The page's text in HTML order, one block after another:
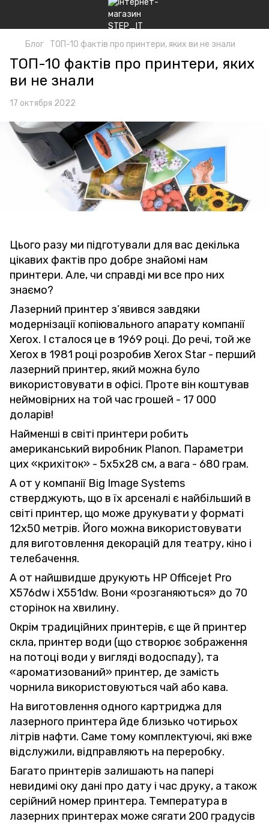
Блог ТОП-10 фактів про принтери, яких ви не знали
ТОП-10 фактів про принтери, яких
ви не знали
17 октября 2022
Цього разу ми підготували для вас декілька
цікавих фактів про добре знайомі нам
принтери. Але, чи справді ми все про них
знаємо?
Лазерний принтер з’явився завдяки
модернізації копіювального апарату компанії
Xerox. І сталося це в 1969 році. До речі, той же
Xerox в 1981 році розробив Xerox Star - перший
лазерний принтер, який можна було
використовувати в офісі. Проте він коштував
неймовірних на той час грошей - 17 000
доларів!
Найменші в світі принтери робить
американський виробник Planon. Параметри
цих «крихіток» - 5х5х28 см, а вага - 680 грам.
А от у компанії Big Image Systems
стверджують, що в їх арсеналі є найбільший в
світі принтер, що може друкувати у форматі
12х50 метрів. Його можна використовувати
для виготовлення декорацій для театру, кіно і
телебачення.
А от найшвидше друкують HP Officejet Pro
X576dw і X551dw. Вони «розганяються» до 70
сторінок на хвилину.
Окрім традиційних принтерів, є ще й принтер
скла, принтер води (що створює зображення
на потоці води у вигляді водоспаду), та
«ароматизований» принтер, де замість
чорнила використовуються чай або кава.
На виготовлення одного картриджа для
лазерного принтера йде близько чотирьох
літрів нафти. Саме тому комплектуючі, які вже
відслужили, відправляють на переробку.
Багато принтерів залишають на папері
невидимі оку дані про дату і час друку, а також
серійний номер принтера. Температура в
лазерних принтерах може сягати 200 градусів